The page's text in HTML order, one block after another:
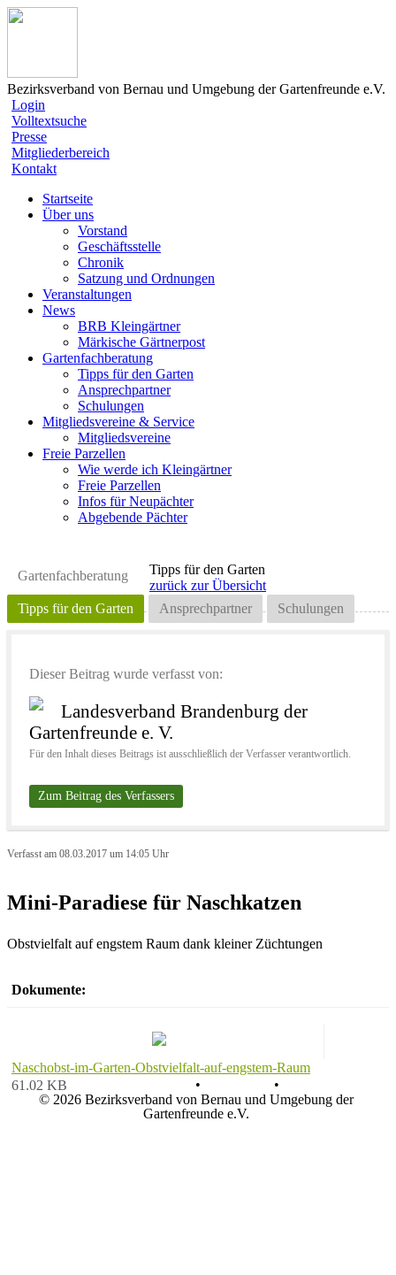
Bezirksverband von Bernau und Umgebung der Gartenfreunde e.V.
Login
Volltextsuche
Presse
Mitgliederbereich
Kontakt
Startseite
Über uns
Vorstand
Geschäftsstelle
Chronik
Satzung und Ordnungen
Veranstaltungen
News
BRB Kleingärtner
Märkische Gärtnerpost
Gartenfachberatung
Tipps für den Garten
Ansprechpartner
Schulungen
Mitgliedsvereine & Service
Mitgliedsvereine
Freie Parzellen
Wie werde ich Kleingärtner
Freie Parzellen
Infos für Neupächter
Abgebende Pächter
Gartenfachberatung
Tipps für den Garten Ansprechpartner Schulungen
Tipps für den Garten
zurück zur Übersicht
Dieser Beitrag wurde verfasst von:
Landesverband Brandenburg der
Gartenfreunde e. V.
Für den Inhalt dieses Beitrags ist ausschließlich der Verfasser verantwortlich.
Zum Beitrag des Verfassers
Verfasst am 08.03.2017 um 14:05 Uhr
Mini-Paradiese für Naschkatzen
Obstvielfalt auf engstem Raum dank kleiner Züchtungen
Dokumente:
Naschobst-im-Garten-Obstvielfalt-auf-engstem-Raum
61.02 KB
•
•
© 2026 Bezirksverband von Bernau und Umgebung der
Gartenfreunde e.V.